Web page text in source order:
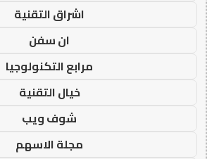
اشراق التقنية
ان سفن
مرابع التكنولوجيا
خيال التقنية
شوف ويب
مجلة الاسهم